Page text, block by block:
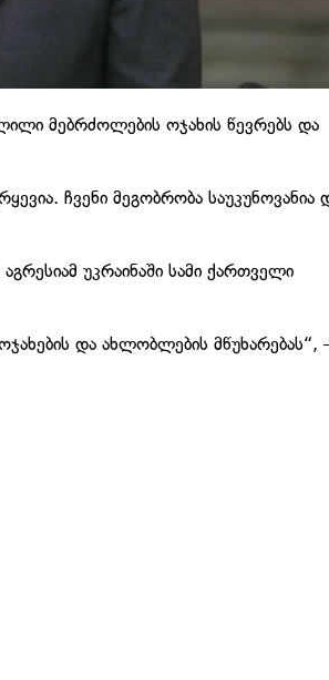
მებრძოლების ოჯახის წევრებს და
ჩვენი მეგობრობა საუკუნოვანია
უკრაინაში სამი ქართველი
და ახლობლების მწუხარებას“,